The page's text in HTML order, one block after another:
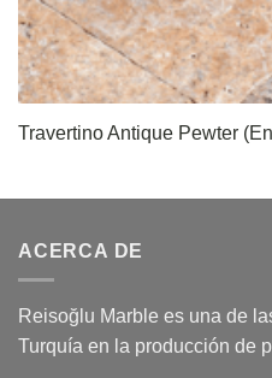
Travertino Antique Pewter
ACERCA DE
Reisoğlu Marble es una de
Turquía en la producción de